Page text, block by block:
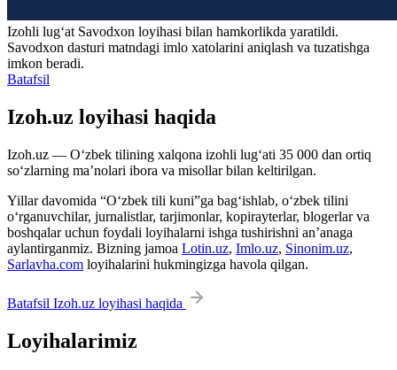
Izohli lugʻat Savodxon loyihasi bilan hamkorlikda yaratildi.
Savodxon dasturi matndagi imlo xatolarini aniqlash va tuzatishga
imkon beradi.
Batafsil
Izoh.uz loyihasi haqida
Izoh.uz — O‘zbek tilining xalqona izohli lug‘ati 35 000 dan ortiq
so‘zlarning ma’nolari ibora va misollar bilan keltirilgan.
Yillar davomida “O‘zbek tili kuni”ga bag‘ishlab, o‘zbek tilini
o‘rganuvchilar, jurnalistlar, tarjimonlar, kopirayterlar, blogerlar va
boshqalar uchun foydali loyihalarni ishga tushirishni an’anaga
aylantirganmiz. Bizning jamoa Lotin.uz, Imlo.uz, Sinonim.uz,
Sarlavha.com loyihalarini hukmingizga havola qilgan.
Batafsil Izoh.uz loyihasi haqida
Loyihalarimiz